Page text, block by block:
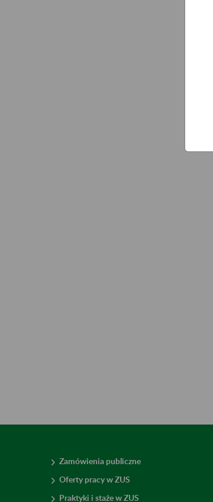
Zamówienia publiczne
Oferty pracy w ZUS
Praktyki i staże w ZUS